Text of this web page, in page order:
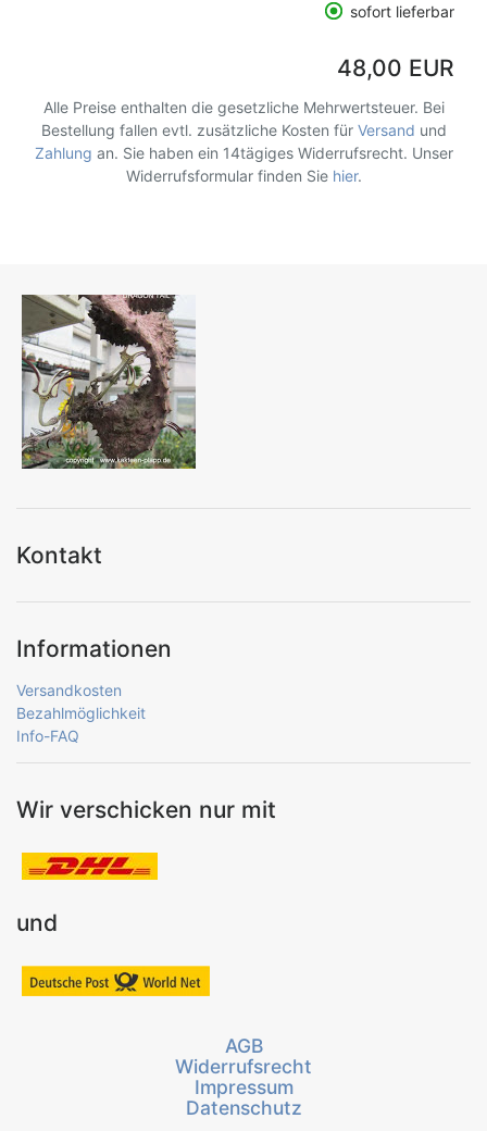
sofort lieferbar
48,00 EUR
Alle Preise enthalten die gesetzliche Mehrwertsteuer. Bei
Bestellung fallen evtl. zusätzliche Kosten für Versand und
Zahlung an. Sie haben ein 14tägiges Widerrufsrecht. Unser
Widerrufsformular finden Sie hier.
Kontakt
Informationen
Versandkosten
Bezahlmöglichkeit
Info-FAQ
Wir verschicken nur mit
und
AGB
Widerrufsrecht
Impressum
Datenschutz